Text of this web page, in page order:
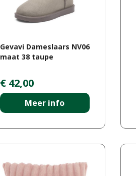
Gevavi Dameslaars NV06
maat 38 taupe
€ 42,00
Meer info